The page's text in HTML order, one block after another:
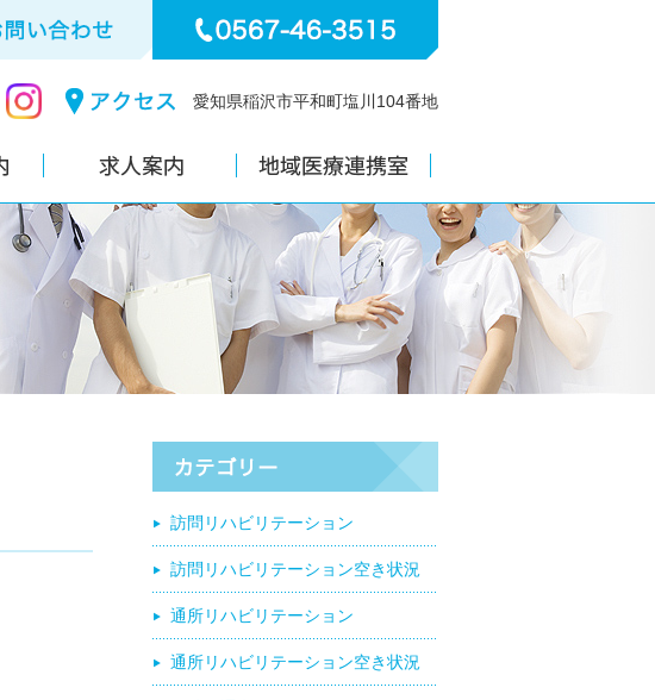
愛知県稲沢市平和町塩川104番地
訪問リハビリテーション
訪問リハビリテーション空き状況
通所リハビリテーション
通所リハビリテーション空き状況